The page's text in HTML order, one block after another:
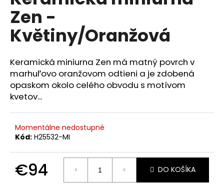
0,0
z
5
hviezdičiek.
Zen -
Květiny/Oranžová
Keramická miniurna Zen má matný povrch v
marhuľovo oranžovom odtieni a je zdobená
opaskom okolo celého obvodu s motívom
kvetov...
Momentálne nedostupné
Kód: H25532-MI
€94 DO KOŠÍKA
á
j
s
?
HĽADAŤ
d